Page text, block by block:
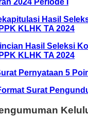
2024 Periode I
Hasil
KLHK TA 2024
Hasil Seleksi
KLHK TA 2024
Pernyataan 5
Surat